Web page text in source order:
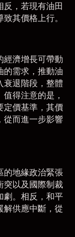
反，若現有油田
其價格上行。
經濟增長可帶動
的需求，推動油
衰退階段，整體
得注意的是，
定價基準，其價
從而進一步影響
的地緣政治緊張
突以及國際制裁
劇。相反，和平
解供應中斷，從